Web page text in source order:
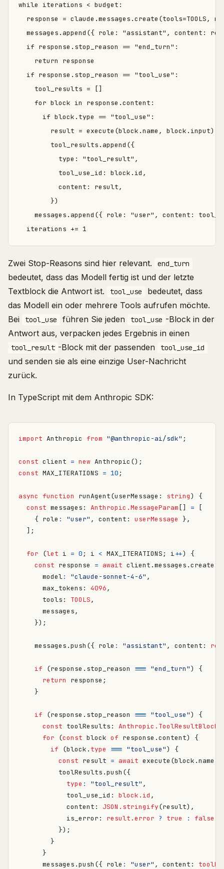
while iterations < budget:
response = claude.messages.create(tools=TOOLS,
messages.append({ role: "assistant", content:
  if response.stop_reason == "end_turn":
    return response
  if response.stop_reason == "tool_use":
    tool_results = []
    for block in response.content:
      if block.type == "tool_use":
        result = execute(block.name, block.input)
        tool_results.append({
          type: "tool_result",
          tool_use_id: block.id,
          content: result,
        })
messages.append({ role: "user", content:
Zwei Stop-Reasons sind hier relevant. end_turn
bedeutet, dass das Modell fertig ist und der letzte
Textblock die Antwort ist.
tool_use
bedeutet, dass
das Modell ein oder mehrere Tools aufrufen möchte.
Bei
tool_use führen Sie jeden tool_use -Block in der
Antwort aus, verpacken jedes Ergebnis in einen
tool_result -Block mit der passenden tool_use_id
und senden sie als eine einzige User-Nachricht
zurück.
In TypeScript mit dem Anthropic SDK:
import Anthropic from "@anthropic-ai/sdk" ;
const client = new Anthropic ();
const MAX_ITERATIONS = 10 ;
async function runAgent(userMessage : string)
{
const messages : Anthropic.MessageParam [] =
[
{ role : "user" , content : userMessage
},
];
for (let i = 0 ; i < MAX_ITERATIONS ; i++)
{
const response = await client .messages .create
model: "claude-sonnet-4-6" ,
max_tokens : 4096,
tools : TOOLS,
messages,
});
messages .push ({ role : "assistant" , content :
if (response . stop_reason === "end_turn")
{
return
response ;
}
if (response . stop_reason === "tool_use")
{
const toolResults :
for
(const block of response .content)
{
if
(block . type === "tool_use")
{
const result = await execute (block .name
toolResults .push ({
type : "tool_result" ,
tool_use_id : block.id ,
content : JSON.stringify(result),
is_error : result.error ? true : false
});
}
}
messages .push ({ role : "user" , content :